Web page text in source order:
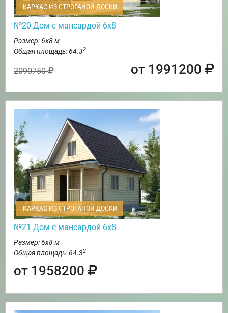
КАРКАС ИЗ СТРОГАНОЙ ДОСКИ
№20 Дом с мансардой 6х8
Размер: 6х8 м
Общая площадь: 64.32
2090750 от 1991200
КАРКАС ИЗ СТРОГАНОЙ ДОСКИ
№21 Дом с мансардой 6х8
Размер: 6х8 м
Общая площадь: 64.32
от 1958200